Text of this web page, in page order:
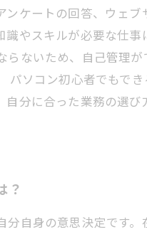
ケートの回答、ウェ
やスキルが必要な仕
ないため、自己管理
パソコン初心者でもで
分に合った業務の選
？
自身の意思決定です